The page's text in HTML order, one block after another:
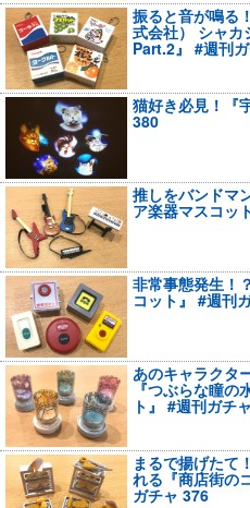
振ると音が鳴る
式会社） シャカ
Part.2』 #週刊
猫好き必見！『
380
推しをバンドマ
ア楽器マスコッ
非常事態発生！
コット』 #週刊
あのキャラクタ
『つぶらな瞳
ト』 #週刊ガチ
まるで揚げたて
れる『商店街の
ガチャ 376